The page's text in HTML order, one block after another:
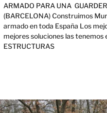
ARMADO PARA UNA
(BARCELONA) Construimos
armado en toda España Los
mejores soluciones las tenemos
ESTRUCTURAS